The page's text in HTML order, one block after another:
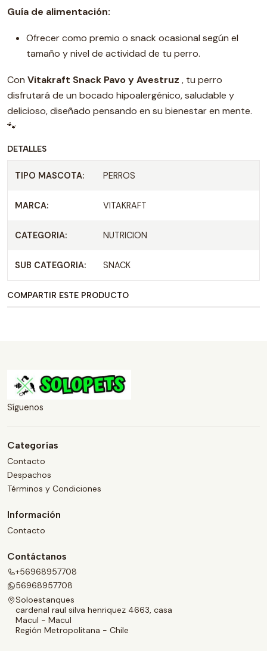
Guía de alimentación:
Ofrecer como premio o snack ocasional según el
tamaño y nivel de actividad de tu perro.
Con Vitakraft Snack Pavo y Avestruz , tu perro
disfrutará de un bocado hipoalergénico, saludable y
delicioso, diseñado pensando en su bienestar en mente.
🐾
DETALLES
TIPO MASCOTA: PERROS
MARCA: VITAKRAFT
CATEGORIA: NUTRICION
SUB CATEGORIA: SNACK
COMPARTIR ESTE PRODUCTO
Síguenos
Categorías
Contacto
Despachos
Términos y Condiciones
Información
Contacto
Contáctanos
+56968957708
56968957708
Soloestanques
cardenal raul silva henriquez 4663, casa
Macul - Macul
Región Metropolitana - Chile